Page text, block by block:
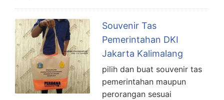
Souvenir Tas
Pemerintahan DKI
Jakarta Kalimalang
pilih dan buat souvenir tas
pemerintahan maupun
perorangan sesuai